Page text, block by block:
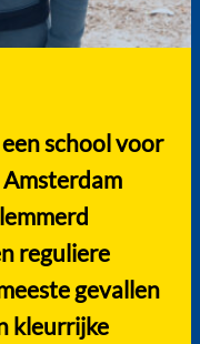
school voor
reguliere
gevallen
kleurrijke